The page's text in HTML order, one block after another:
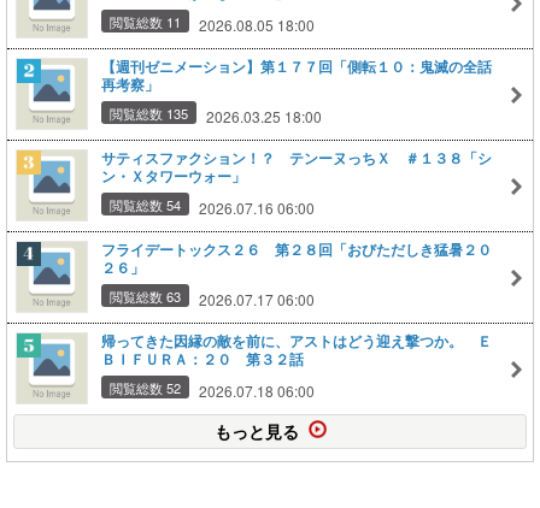
閲覧総数 11 2026.08.05 18:00
【週刊ゼニメーション】第１７７回「側転１０：鬼滅の全話
再考察」
閲覧総数 135 2026.03.25 18:00
サティスファクション！？ テンーヌっちＸ ＃１３８「シ
ン・Ｘタワーウォー」
閲覧総数 54 2026.07.16 06:00
フライデートックス２６ 第２８回「おびただしき猛暑２０
２６」
閲覧総数 63 2026.07.17 06:00
帰ってきた因縁の敵を前に、アストはどう迎え撃つか。 Ｅ
ＢＩＦＵＲＡ：２０ 第３２話
閲覧総数 52 2026.07.18 06:00
もっと見る